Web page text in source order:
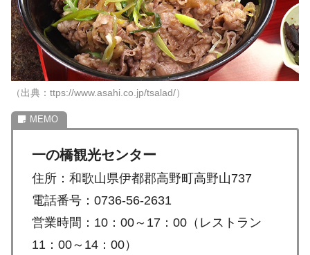
（出典：ttps://www.asahi.co.jp/tsalad/）
一の橋観光センター
住所：和歌山県伊都郡高野町高野山737
電話番号：0736-56-2631
営業時間：10：00～17：00（レストラン
11：00～14：00）